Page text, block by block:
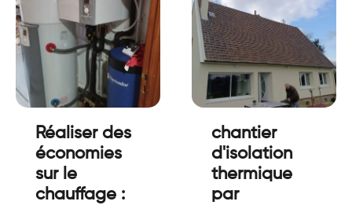
Réaliser des
économies
sur le
chauffage :
chantier
d'isolation
thermique
par